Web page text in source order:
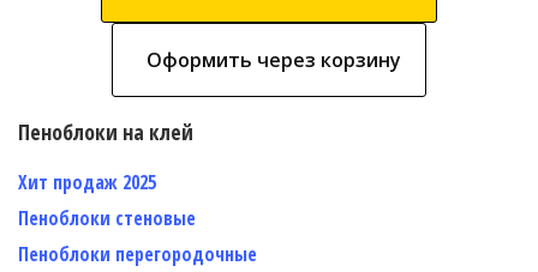
Оформить через корзину
Пеноблоки на клей
Хит продаж 2025
Пеноблоки стеновые
Пеноблоки перегородочные